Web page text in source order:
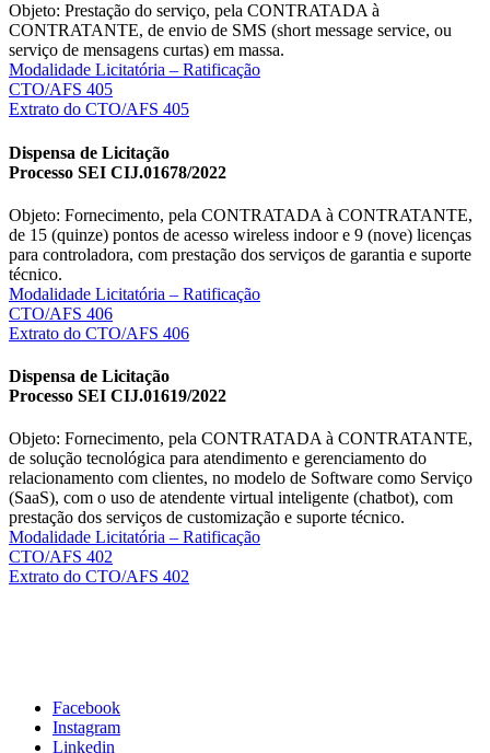
Objeto: Prestação do serviço, pela CONTRATADA à
CONTRATANTE, de envio de SMS (short message service, ou
serviço de mensagens curtas) em massa.
Modalidade Licitatória – Ratificação
CTO/AFS 405
Extrato do CTO/AFS 405
Dispensa de Licitação
Processo SEI CIJ.01678/2022
Objeto: Fornecimento, pela CONTRATADA à CONTRATANTE,
de 15 (quinze) pontos de acesso wireless indoor e 9 (nove) licenças
para controladora, com prestação dos serviços de garantia e suporte
técnico.
Modalidade Licitatória – Ratificação
CTO/AFS 406
Extrato do CTO/AFS 406
Dispensa de Licitação
Processo SEI CIJ.01619/2022
Objeto: Fornecimento, pela CONTRATADA à CONTRATANTE,
de solução tecnológica para atendimento e gerenciamento do
relacionamento com clientes, no modelo de Software como Serviço
(SaaS), com o uso de atendente virtual inteligente (chatbot), com
prestação dos serviços de customização e suporte técnico.
Modalidade Licitatória – Ratificação
CTO/AFS 402
Extrato do CTO/AFS 402
Facebook
Instagram
Linkedin